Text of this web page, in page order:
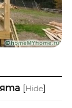
[Hide]